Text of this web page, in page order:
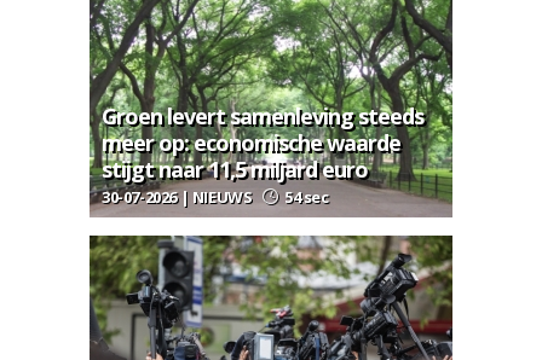
Groen levert samenleving steeds
meer op: economische waarde
stijgt naar 11,5 miljard euro
30-07-2026 | NIEUWS 54 sec